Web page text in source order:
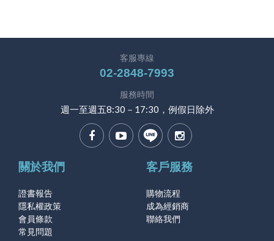
客服專線
02-2848-7993
服務時間
週一至週五8:30－17:30，例假日除外
關於我們
證書報告
隱私權政策
會員條款
常見問題
客戶服務
購物流程
成為經銷商
聯絡我們